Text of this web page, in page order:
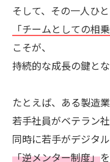
そして、その一人ひ
「チームとしての相
こそが、
持続的な成長の鍵とな
たとえば、ある製造
若手社員がベテラン
同時に若手がデジタ
「逆メンター制度」